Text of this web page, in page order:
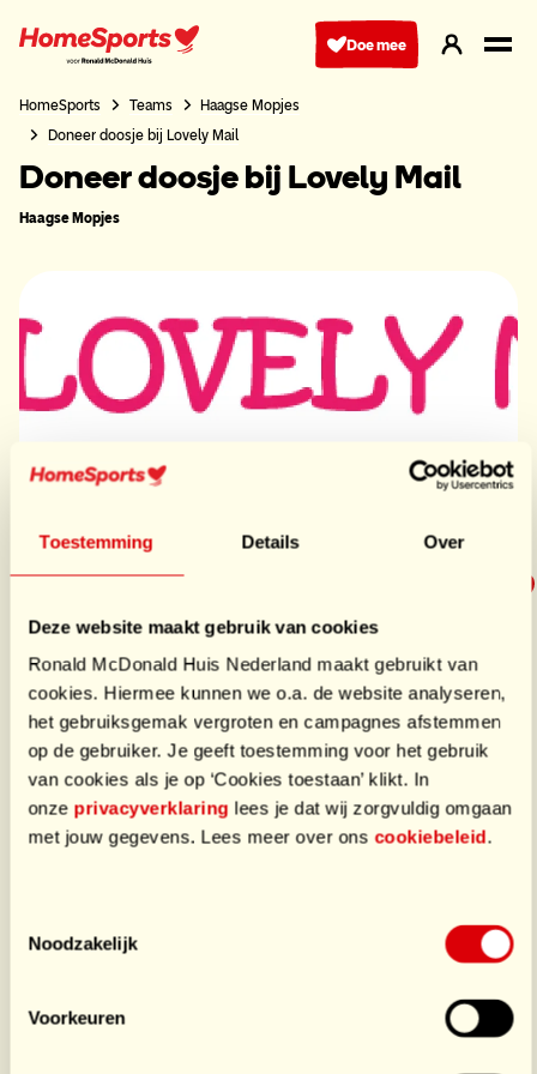
Toestemming Details Over
Deze website maakt gebruik van cookies
Ronald McDonald Huis Nederland maakt gebruikt van
cookies. Hiermee kunnen we o.a. de website analyseren,
het gebruiksgemak vergroten en campagnes afstemmen
op de gebruiker. Je geeft toestemming voor het gebruik
van cookies als je op ‘Cookies toestaan’ klikt. In
onze privacyverklaring lees je dat wij zorgvuldig omgaan
met jouw gegevens. Lees meer over ons cookiebeleid.
Noodzakelijk
Voorkeuren
naar
hoofdnavigatie
Doe mee
HomeSports Teams
Haagse Mopjes
Doneer doosje bij Lovely Mail
Doneer doosje bij Lovely Mail
Haagse Mopjes
€63,25 / €50
Doneer
Laatste donaties
€63,25 door Totaal
Wij mogen bij Lovely Mail in wateringen een doneer
doosje plaatsen. Super lief!
Bij ons shopt u de leukste modetrends die niet mogen